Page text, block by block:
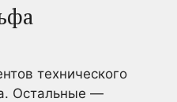
технического
Остальные —